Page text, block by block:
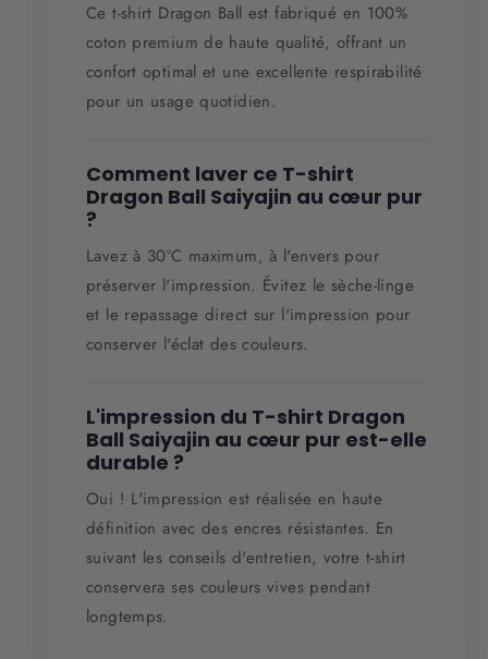
Ce t-shirt Dragon Ball est fabriqué en 100%
coton premium de haute qualité, offrant un
confort optimal et une excellente respirabilité
pour un usage quotidien.
Comment laver ce T-shirt
Dragon Ball Saiyajin au cœur pur
?
Lavez à 30°C maximum, à l'envers pour
préserver l'impression. Évitez le sèche-linge
et le repassage direct sur l'impression pour
conserver l'éclat des couleurs.
L'impression du T-shirt Dragon
Ball Saiyajin au cœur pur est-elle
durable ?
Oui ! L'impression est réalisée en haute
définition avec des encres résistantes. En
suivant les conseils d'entretien, votre t-shirt
conservera ses couleurs vives pendant
longtemps.